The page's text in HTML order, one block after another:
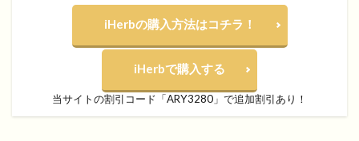
iHerbの購入方法はコチラ！
iHerbで購入する
当サイトの割引コード「ARY3280」で追加割引あり！